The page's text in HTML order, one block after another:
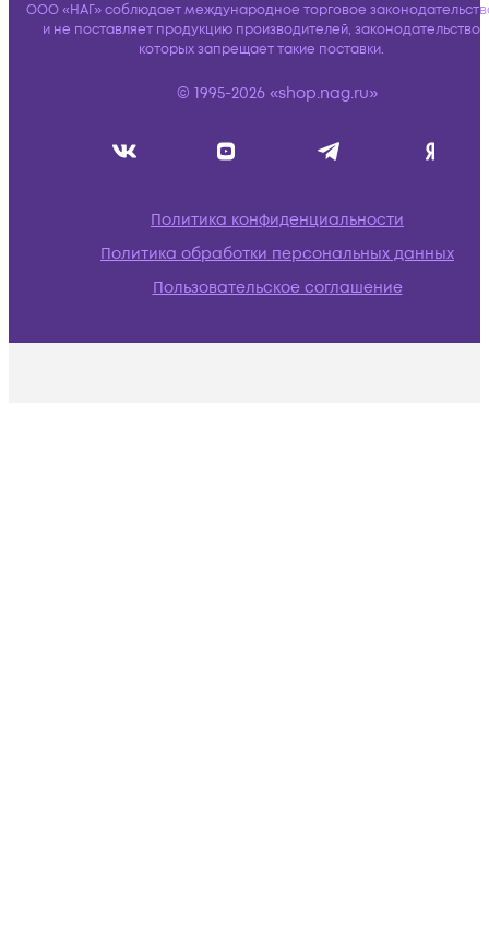
ООО «НАГ» соблюдает международное торговое
и не поставляет продукцию производителей, законодательство
которых запрещает такие поставки.
© 1995-2026 «shop.nag.ru»
Политика конфиденциальности
Политика обработки персональных данных
Пользовательское соглашение